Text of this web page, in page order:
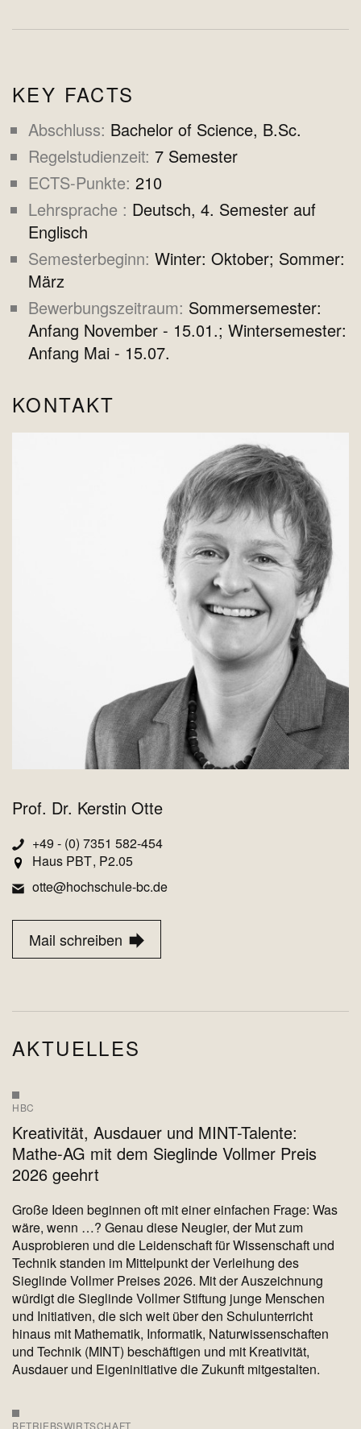
KEY FACTS
Abschluss Bachelor of Science, B.Sc.
Regelstudienzeit 7 Semester
ECTS-Punkte 210
Lehrsprache
Deutsch, 4. Semester auf
Englisch
Semesterbeginn Winter: Oktober; Sommer:
März
Bewerbungszeitraum Sommersemester:
Anfang November - 15.01.; Wintersemester:
Anfang Mai - 15.07.
KONTAKT
Prof. Dr. Kerstin Otte
+49 - (0) 7351 582-454
Haus PBT P2.05
otte@hochschule-bc.de
Mail schreiben
AKTUELLES
HBC
Kreativität, Ausdauer und MINT-Talente:
Mathe-AG mit dem Sieglinde Vollmer Preis
2026 geehrt
Große Ideen beginnen oft mit einer einfachen Frage: Was
wäre, wenn …? Genau diese Neugier, der Mut zum
Ausprobieren und die Leidenschaft für Wissenschaft und
Technik standen im Mittelpunkt der Verleihung des
Sieglinde Vollmer Preises 2026. Mit der Auszeichnung
würdigt die Sieglinde Vollmer Stiftung junge Menschen
und Initiativen, die sich weit über den Schulunterricht
hinaus mit Mathematik, Informatik, Naturwissenschaften
und Technik (MINT) beschäftigen und mit Kreativität,
Ausdauer und Eigeninitiative die Zukunft mitgestalten.
BETRIEBSWIRTSCHAFT